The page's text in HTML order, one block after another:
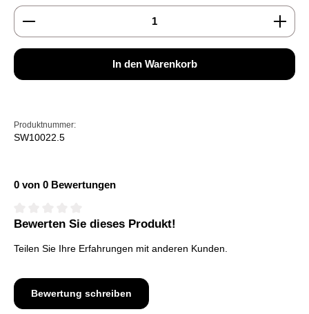
Produkt Anzahl: Gib den gewünschten Wert ein
In den Warenkorb
Produktnummer:
SW10022.5
0 von 0 Bewertungen
Durchschnittliche Bewertung von 0 von 5 Sternen
Bewerten Sie dieses Produkt!
Teilen Sie Ihre Erfahrungen mit anderen Kunden.
Bewertung schreiben